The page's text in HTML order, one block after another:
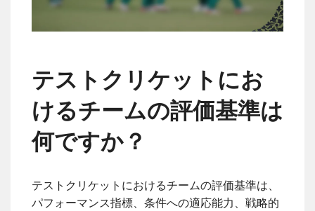
テストクリケットにお
けるチームの評価基準は
何ですか？
テストクリケットにおけるチームの評価基準は、
パフォーマンス指標、条件への適応能力、戦略的